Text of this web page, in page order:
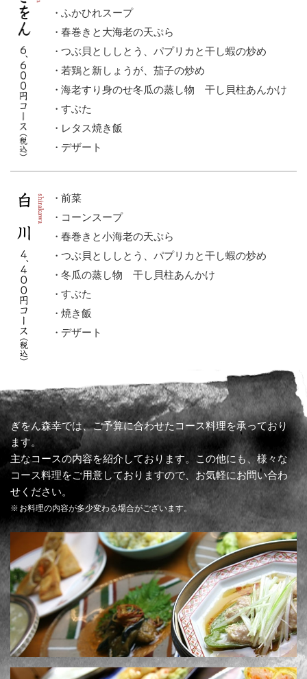
ふかひれスープ
春巻きと大海老の天ぷら
つぶ貝とししとう、パプリカと干し蝦の炒め
若鶏と新しょうが、茄子の炒め
海老すり身のせ冬瓜の蒸し物 干し貝柱あんかけ
すぶた
レタス焼き飯
デザート
前菜
コーンスープ
春巻きと小海老の天ぷら
つぶ貝とししとう、パプリカと干し蝦の炒め
冬瓜の蒸し物 干し貝柱あんかけ
すぶた
焼き飯
デザート
ぎをん森幸では、ご予算に合わせたコース料理を承っており
ます。
主なコースの内容を紹介しております。この他にも、様々な
コース料理をご用意しておりますので、お気軽にお問い合わ
せください。
お料理の内容が多少変わる場合がございます。